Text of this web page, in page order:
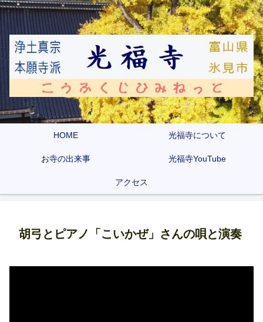
HOME 光福寺について
お寺の出来事 光福寺YouTube
アクセス
胡弓とピアノ「こいかぜ」さんの唄と演奏